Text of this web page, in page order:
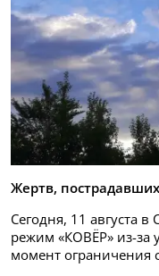
Жертв,
Сегодня, 11 августа
режим «КОВЁР» из-за
момент ограничения